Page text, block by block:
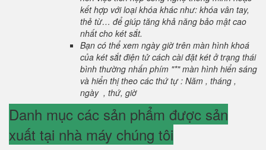
kết hợp với loại khóa khác như: khóa vân tay,
thẻ từ… để giúp tăng khả năng bảo mật cao
nhất cho két sắt.
Bạn có thể xem ngày giờ trên màn hình khoá
của két sắt điện tử cách cài đặt két ở trạng thái
bình thường nhấn phím "*" màn hình hiển sáng
và hiển thị theo các thứ tự : Năm , tháng ,
ngày , thứ, giờ
Danh mục các sản phẩm được sản
xuất tại nhà máy chúng tôi